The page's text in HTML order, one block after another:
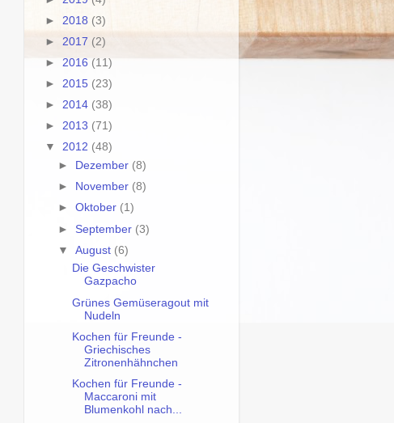
► 2018 (3)
► 2017 (2)
► 2016 (11)
► 2015 (23)
► 2014 (38)
► 2013 (71)
▼ 2012 (48)
►
Dezember (8)
►
November (8)
►Oktober (1)
► September (3)
▼August (6)
Die Geschwister
Gazpacho
Grünes Gemüseragout mit
Nudeln
Kochen für Freunde -
Griechisches
Zitronenhähnchen
Kochen für Freunde -
Maccaroni mit
Blumenkohl nach...